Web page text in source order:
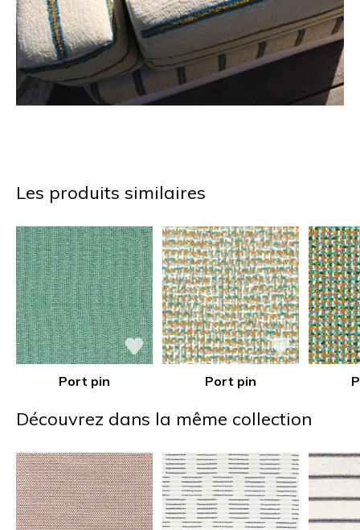
Les produits similaires
Port pin Port pin
Découvrez dans la même collection